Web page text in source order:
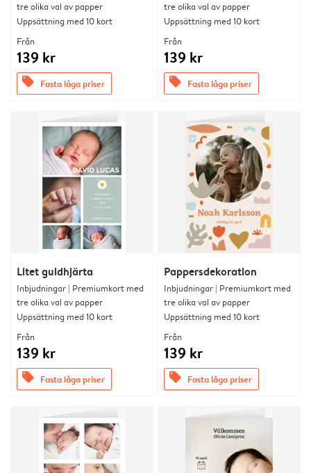
tre olika val av papper
Uppsättning med 10 kort
Från
139 kr
offers Fasta låga priser
tre olika val av papper
Uppsättning med 10 kort
Från
139 kr
offers Fasta låga priser
Litet guldhjärta
Inbjudningar | Premiumkort med
tre olika val av papper
Uppsättning med 10 kort
Från
139 kr
offers Fasta låga priser
Pappersdekoration
Inbjudningar | Premiumkort med
tre olika val av papper
Uppsättning med 10 kort
Från
139 kr
offers Fasta låga priser